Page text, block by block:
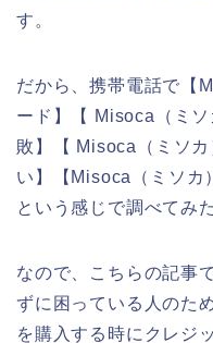
す。
だから、携帯電話で【
ード】【 Misoca（ミ
敗】【 Misoca（ミソ
い】【Misoca（ミソカ
という感じで調べてみ
なので、こちらの記事
ずに困っている人のた
を購入する時にクレジ